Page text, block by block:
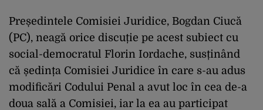
Președintele Comisiei Juridice, Bogdan Ciucă
(PC), neagă orice discuție pe acest subiect cu
social-democratul Florin Iordache, susținând
că ședința Comisiei Juridice în care s-au adus
modificări Codului Penal a avut loc în cea de-a
doua sală a Comisiei, iar la ea au participat